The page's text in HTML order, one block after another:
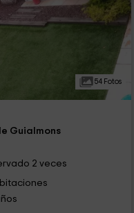
54 Fotos
Guialmons
2 veces